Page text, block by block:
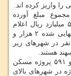
واریز کرده اند.
مبلغ آورده
متقاضیان این طرح در استان را یک هزار و ۵۴۶ میلیارد ریال اعلام
نمود و اظهار داشت: از مجموع متقاضیان تایید نهایی شده ۲ هزار و
۳۰۱ نفر در شهرهای بالای ۱۰۰ هزار نفر، ۹۸۸ نفر در شهرهای زیر
سلطانی، افزود: برای اجرای این طرح ۲ هزار و ۵۹۱ پروژه مسکن
تخصیص یافته که شامل ۸۹۳ پروژه در شهرهای بالای